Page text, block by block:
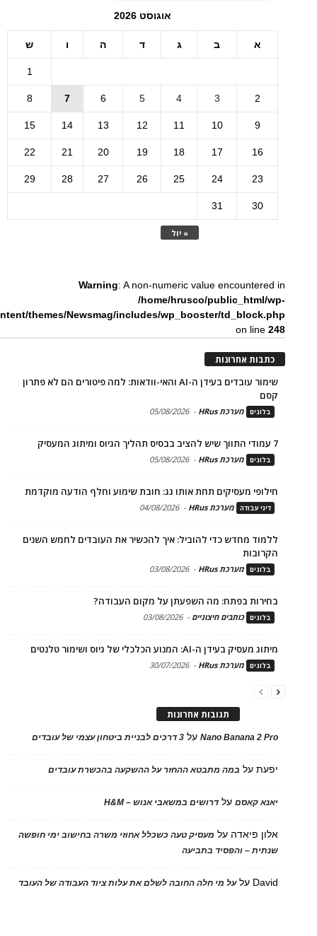
אוגוסט 2026
א ב ג ד ה ו ש
« יול
1
2
3
4
5
6
7
8
9
10
11
12
13
14
15
16
17
18
19
20
21
22
23
24
25
26
27
28
29
30
31
Warning: A non-numeric value encountered in
/home/hrusco/public_html/wp-
themes/Newsmag/includes/wp_booster/td_block.php
on line248
כתבות אחרונות
שימור עובדים בעידן ה-AI והאי-וודאות: למה פיטורים הם לא פתרון
קסם
בלוגים מערכת HRus -
05/08/2026
7 עמודי התווך שיש להציב בבסיס תהליך הגיוס ומיתוג המעסיק
בלוגים מערכת HRus -
05/08/2026
חילופי מעסיקים תחת אותו גג: חובת שימוע וחלף הודעה מוקדמת
דיני עבודה מערכת HRus -
04/08/2026
ללמוד מחדש כדי להוביל: איך להכשיר את העובדים לחמש השנים
הקרובות
בלוגים מערכת HRus -
03/08/2026
בחירות בפתח: מה השפעתן על מקום העבודה?
בלוגים כותבים חיצוניים -
03/08/2026
מיתוג מעסיק בעידן ה-AI: המנוע הכלכלי של גיוס ושימור טלנטים
בלוגים מערכת HRus -
30/07/2026
תגובות אחרונות
Nano Banana 2 Proעל 3 דרכים לבניית ביטחון עצמי של עובדים
יפעתעל במה מתבטא ההחזר על ההשקעה בהכשרת עובדים
יאנא קאסםעלדרושים במשאבי אנוש – H&M
אלון פיאדה על מעסיק טעה כשכלל אחוזי משרה בחישוב ימי חופשה
שנתית – והפסיד בתביעה
David עלעל מי חלה החובה לשלם את עלות ציוד העבודה של העובד